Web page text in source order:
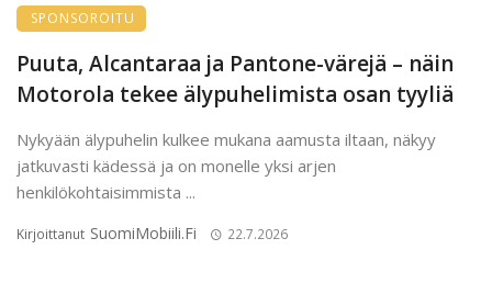
SPONSOROITU
Puuta, Alcantaraa ja Pantone-värejä – näin
Motorola tekee älypuhelimista osan tyyliä
Nykyään älypuhelin kulkee mukana aamusta iltaan, näkyy
jatkuvasti kädessä ja on monelle yksi arjen
henkilökohtaisimmista ...
Kirjoittanut SuomiMobiili.fi 22.7.2026